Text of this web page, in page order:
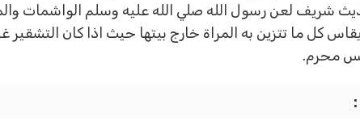
شريف لعن رسول الله صلي الله عليه وسلم الواشمات
كل ما تتزين به المراة خارج بيتها حيث اذا كان
محرم.